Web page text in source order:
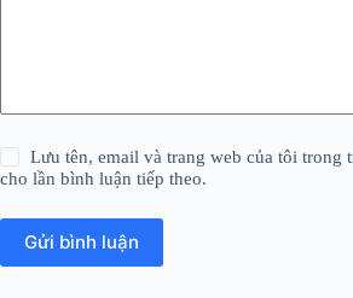
Lưu tên, email và trang web của tôi trong
cho lần bình luận tiếp theo.
Gửi bình luận